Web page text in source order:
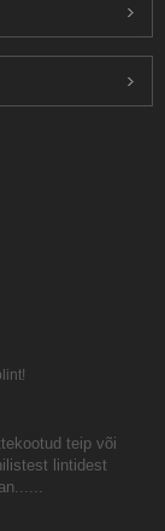
teip või
lintidest